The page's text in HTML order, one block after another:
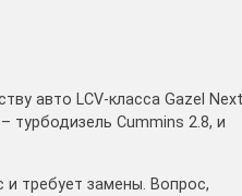
авто LCV-класса Gazel Next
турбодизель Cummins 2.8, и
требует замены. Вопрос,